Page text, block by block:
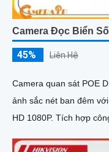
Camera Đọc Biển Số
45% Liên Hệ
Camera quan sát POE
ảnh sắc nét ban đêm
HD 1080P. Tích